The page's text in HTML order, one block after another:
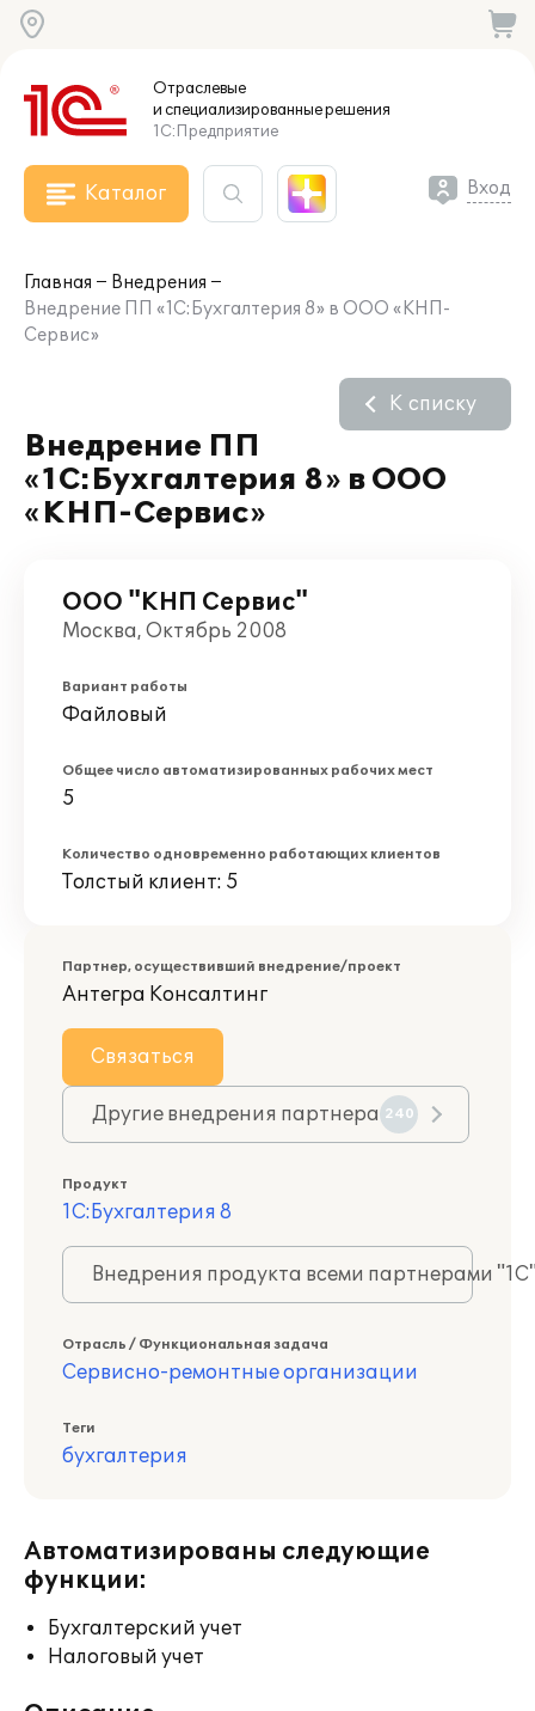
Отраслевые
и специализированныерешения
1С:Предприятие
Каталог Вход
Главная
Внедрения
Внедрение ПП «1С:Бухгалтерия 8» в ООО «КНП-
Сервис»
Внедрение ПП
«1С:Бухгалтерия 8» в ООО
«КНП-Сервис»
К списку
ООО "КНП Сервис"
Москва, Октябрь 2008
Вариант работы
Файловый
Общее число автоматизированных рабочих мест
5
Количество одновременно работающих клиентов
Толстый клиент: 5
Партнер, осуществивший внедрение/проект
Антегра Консалтинг
Связаться
Другие внедрения партнера 240
Продукт
1С:Бухгалтерия 8
Внедрения продукта всеми партнерами
Отрасль / Функциональная задача
Сервисно-ремонтные организации
Теги
бухгалтерия
Автоматизированы следующие
функции:
Бухгалтерский учет
Налоговый учет